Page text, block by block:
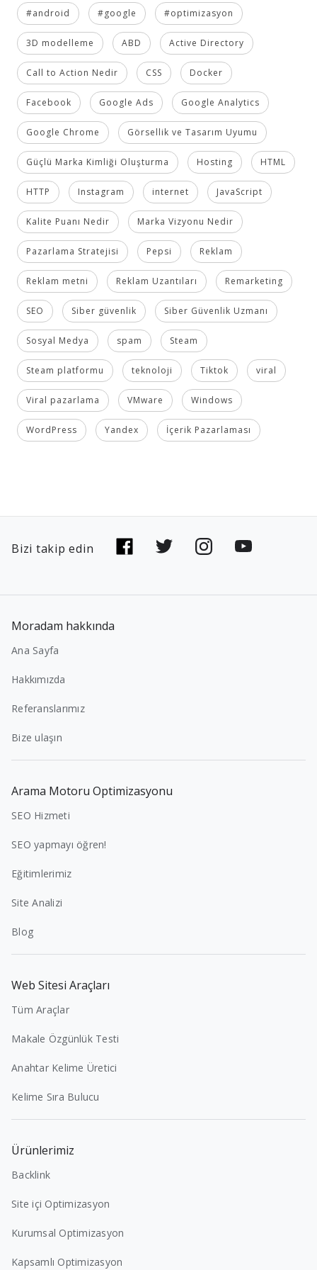
#android #google #optimizasyon
3D modelleme ABD Active Directory
Call to Action Nedir CSS Docker
Facebook Google Ads Google Analytics
Google Chrome Görsellik ve Tasarım Uyumu
Güçlü Marka Kimliği Oluşturma Hosting HTML
HTTP Instagram internet JavaScript
Kalite Puanı Nedir Marka Vizyonu Nedir
Pazarlama Stratejisi Pepsi Reklam
Reklam metni Reklam Uzantıları Remarketing
SEO Siber güvenlik Siber Güvenlik Uzmanı
Sosyal Medya spam Steam
Steam platformu teknoloji Tiktok viral
Viral pazarlama VMware Windows
WordPress Yandex İçerik Pazarlaması
Bizi takip edin
Moradam hakkında
Ana Sayfa
Hakkımızda
Referanslarımız
Bize ulaşın
Arama Motoru Optimizasyonu
SEO Hizmeti
SEO yapmayı öğren!
Eğitimlerimiz
Site Analizi
Blog
Web Sitesi Araçları
Tüm Araçlar
Makale Özgünlük Testi
Anahtar Kelime Üretici
Kelime Sıra Bulucu
Ürünlerimiz
Backlink
Site içi Optimizasyon
Kurumsal Optimizasyon
Kapsamlı Optimizasyon